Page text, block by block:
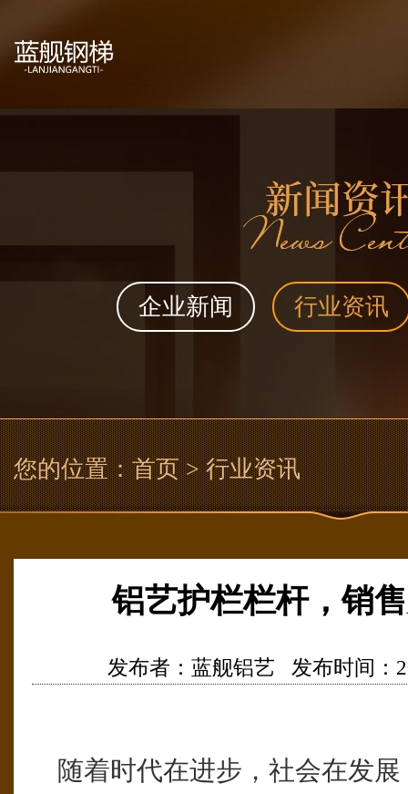
企业新闻 行业资讯
您的位置：首页> 行业资讯
铝艺护栏栏杆，销
发布者：蓝舰铝艺 发布时间：
随着时代在进步，社会在发展